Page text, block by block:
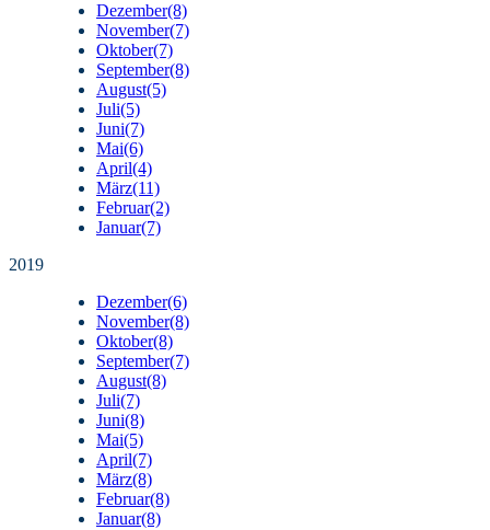
Dezember(8)
November(7)
Oktober(7)
September(8)
August(5)
Juli(5)
Juni(7)
Mai(6)
April(4)
März(11)
Februar(2)
Januar(7)
2019
Dezember(6)
November(8)
Oktober(8)
September(7)
August(8)
Juli(7)
Juni(8)
Mai(5)
April(7)
März(8)
Februar(8)
Januar(8)